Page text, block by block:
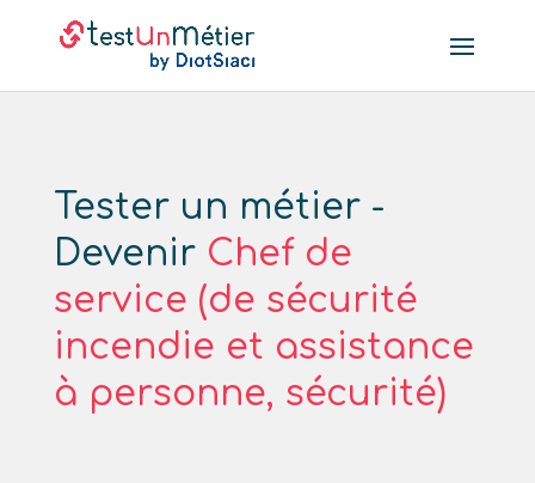
Tester un métier -
Devenir Chef de
service (de sécurité
incendie et assistance
à personne, sécurité)